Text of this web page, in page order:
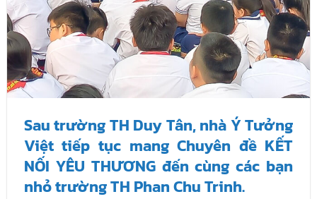
Sau trường TH Duy Tân, nhà Ý Tưởng
Việt tiếp tục mang Chuyên đề KẾT
NỐI YÊU THƯƠNG đến cùng các bạn
nhỏ trường TH Phan Chu Trinh.